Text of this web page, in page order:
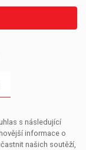
s následující
informace o
našich soutěží,